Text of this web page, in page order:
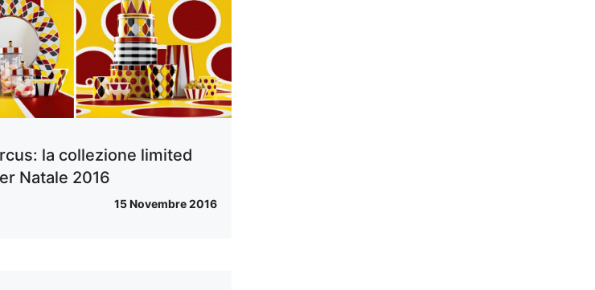
la collezione limited
Natale 2016
15 Novembre 2016